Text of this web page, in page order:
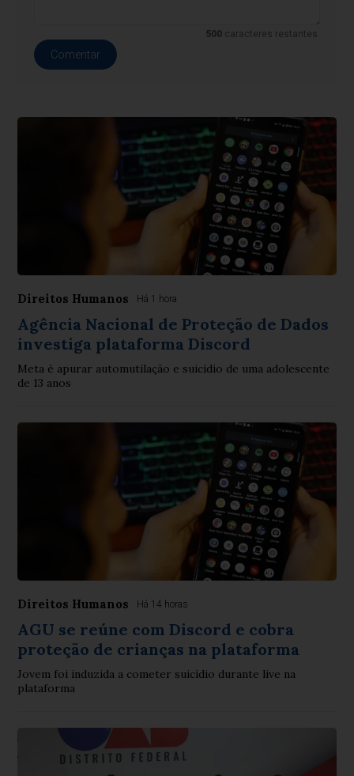
500 caracteres restantes.
Comentar
Direitos Humanos Há 1 hora
Agência Nacional de Proteção de Dados
investiga plataforma Discord
Meta é apurar automutilação e suicídio de uma adolescente
de 13 anos
Direitos Humanos Há 14 horas
AGU se reúne com Discord e cobra
proteção de crianças na plataforma
Jovem foi induzida a cometer suicídio durante live na
plataforma